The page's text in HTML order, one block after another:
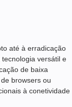
até à erradicação
versátil e
de baixa
browsers ou
à conetividade